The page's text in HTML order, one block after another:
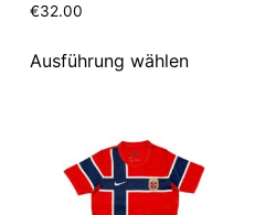
€32.00
Ausführung wählen